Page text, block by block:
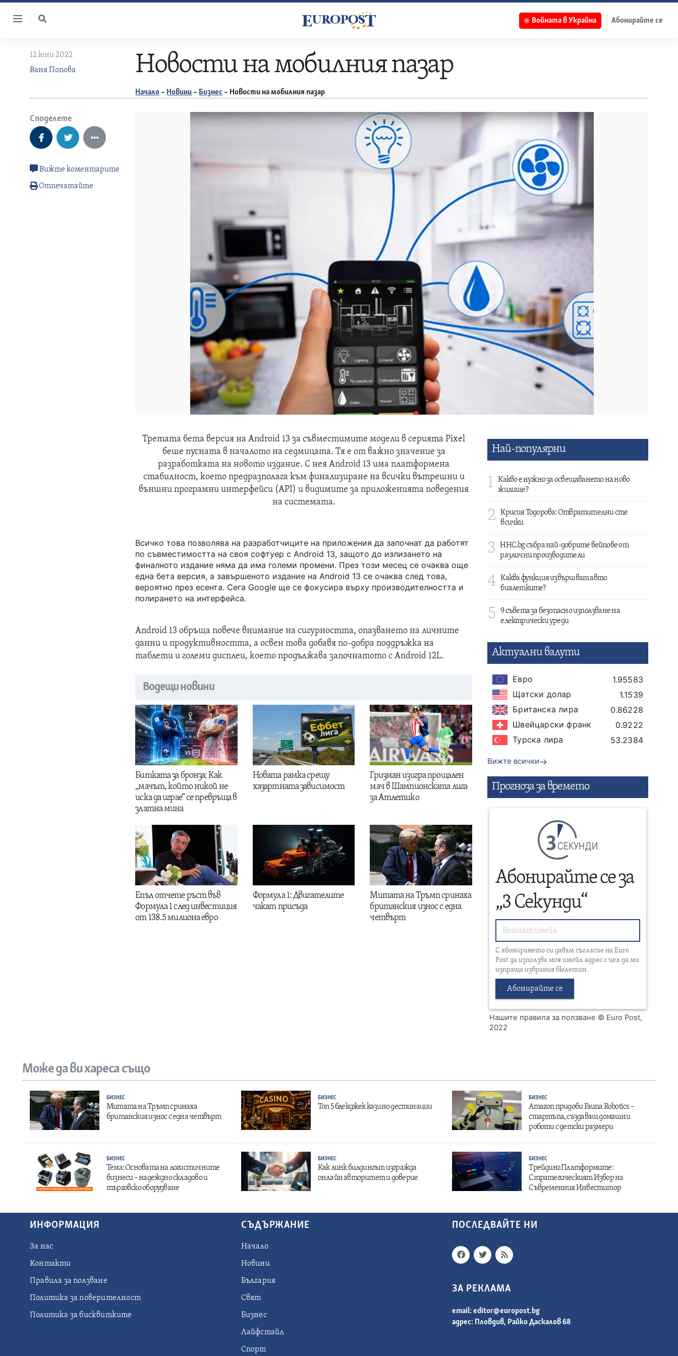
Skip
Войната в Украйна Абонирайте се
12 юни 2022
Ваня Попова
Новости на мобилния пазар
Начало – Новини – Бизнес – Новости на мобилния пазар
Споделете
Вижте коментарите
Отпечатайте
Третата бета версия на Android 13 за съвместимите модели в серията Pixel
беше пусната в началото на седмицата. Тя е от важно значение за
разработката на новото издание. С нея Android 13 има платформена
стабилност, което предразполага към финализиране на всички вътрешни и
външни програмни интерфейси (API) и видимите за приложенията поведения
на системата.
Всичко това позволява на разработчиците на приложения да започнат да работят
по съвместимостта на своя софтуер с Android 13, защото до излизането на
финалното издание няма да има големи промени. През този месец се очаква още
една бета версия, а завършеното издание на Android 13 се очаква след това,
вероятно през есента. Сега Google ще се фокусира върху производителността и
полирането на интерфейса.
Android 13 обръща повече внимание на сигурността, опазването на личните
данни и продуктивността, а освен това добавя по-добра поддръжка на
таблети и големи дисплеи, което продължава започнатото с Android 12L.
Водещи новини
Битката за бронза: Как
„мачът, който никой не
иска да играе“ се превръща в
златна мина
Новата рамка срещу
хазартната зависимост
Гризман изигра прощален
мач в Шампионската лига
за Атлетико
Епъл отчете ръст във
Формула 1 след инвестиция
от 138.5 милиона евро
Формула 1: Двигателите
чакат присъда
Митата на Тръмп сринаха
британския износ с една
четвърт
Най-популярни
1
Какво е нужно за освещаването на ново
жилище?
2
Крисия Тодорова: Отвратителни сте
всички
3
HHC.bg събра най-добрите вейпове от
различни производители
4 Каква функция извършват авто
биалетките?
5
9 съвета за безопасно използване на
електрически уреди
Актуални валути
Евро
1.95583
Щатски долар
1.1539
Британска лира
0.86228
Швейцарски франк
0.9222
Турска лира
53.2384
Вижте всички
Прогнозa за времето
СЕКУНДИ
Абонирайте се за
„3 Секунди“
С абонирането си давам съгласие на Euro
Post да използва моя имейл адрес с цел да ми
изпраща избрания бюлетин.
Абонирайте се
Нашите правила за ползване © Euro Post,
2022
Може да ви хареса също
БИЗНЕС
Митата на Тръмп сринаха
британския износ с една четвърт
БИЗНЕС
Топ 5 блекджек казино дестинации
БИЗНЕС
Amazon придоби Fauna Robotics –
стартъпа, създаващ домашни
роботи с детски размери
БИЗНЕС
Тема: Основата на логистичните
бизнеси – надеждно складово и
търговско оборудване
БИЗНЕС
Как линк билдингът изгражда
онлайн авторитет и доверие
БИЗНЕС
Трейдинг Платформите:
Стратегическият Избор на
Съвременния Инвеститор
ИНФОРМАЦИЯ
За нас
Контакти
Правила за ползване
Политика за поверителност
Политика за бисквитките
СЪДЪРЖАНИЕ
Начало
Новини
България
Свят
Бизнес
Лайфстайл
Спорт
ПОСЛЕДВАЙТЕ НИ
ЗА РЕКЛАМА
email:editor@europost.bg
адрес: Пловдив, Райко Даскалов 68